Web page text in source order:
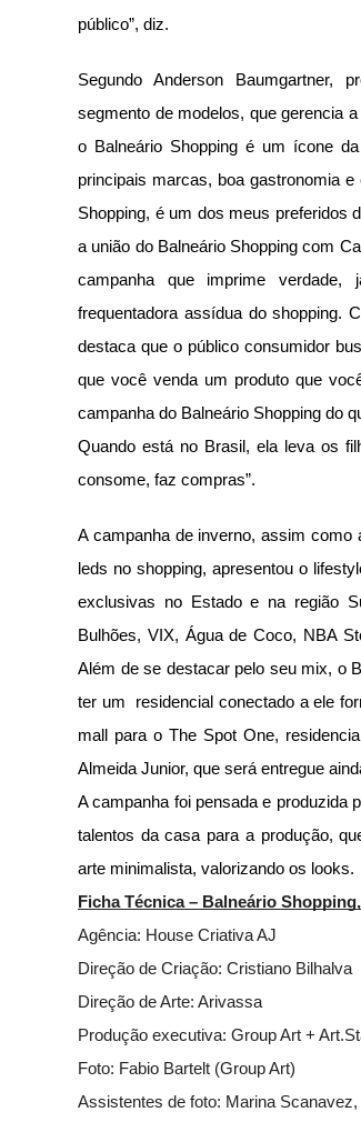
público”, diz.
Segundo Anderson Baumgartner,
segmento de modelos, que gerencia
o Balneário Shopping é um ícone
principais marcas, boa gastronomia
Shopping, é um dos meus preferidos
a união do Balneário Shopping com
campanha que imprime
frequentadora assídua do shopping.
destaca que o público consumidor
que você venda um produto que
campanha do Balneário Shopping do
Quando está no Brasil, ela leva os
consome, faz compras”.
A campanha de inverno, assim como
leds no shopping, apresentou o
exclusivas no Estado e na região
Bulhões, VIX, Água de Coco, NBA
Além de se destacar pelo seu mix, o
ter um  residencial conectado a ele
mall para o The Spot One,
Almeida Junior, que será entregue
A campanha foi pensada e produzida
talentos da casa para a produção,
arte minimalista, valorizando os looks.
Ficha Técnica – Balneário
Agência: House Criativa AJ
Direção de Criação: Cristiano Bilhalva
Direção de Arte: Arivassa
Produção executiva: Group Art +
Foto: Fabio Bartelt (Group Art)
Assistentes de foto: Marina Scanavez,